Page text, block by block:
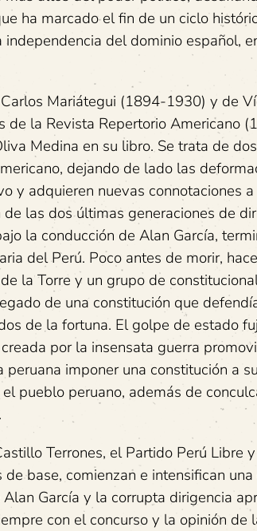
ha marcado el fin de un ciclo
del dominio español,
Mariátegui (1894-1930) y de
la Revista Repertorio Americano
Medina en su libro. Se trata de
dejando de lado las
y adquieren nuevas connotaciones
las dos últimas generaciones de
la conducción de Alan García,
del Perú. Poco antes de morir,
la Torre y un grupo de
de una constitución que
de la fortuna. El golpe de estado
por la insensata guerra
imponer una constitución a
pueblo peruano, además de
Terrones, el Partido Perú Libre
base, comienzan e intensifican
García y la corrupta dirigencia
con el concurso y la opinión